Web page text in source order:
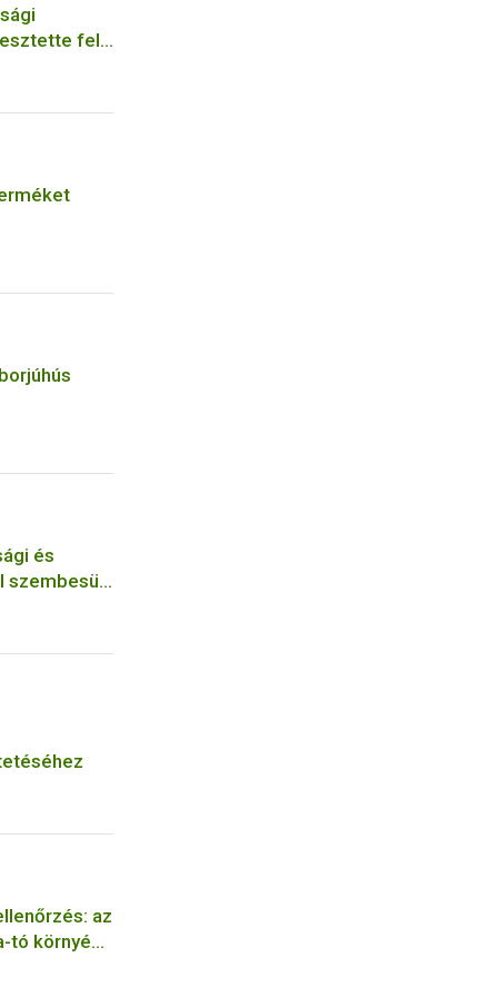
fel
és
szembesült
a
az
tó környéki